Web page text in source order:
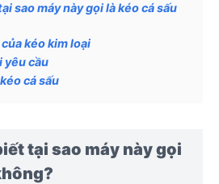
sao máy này gọi là kéo cá sấu
kéo kim loại
yêu cầu
cá sấu
tại sao máy này gọi